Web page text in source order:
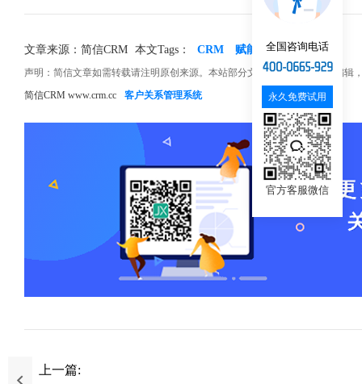
文章来源：简信CRM 本文Tags： CRM 赋能 企业
声明：简信文章如需转载请注明原创来源。本站部分文章和图片来源网络编
简信CRM www.crm.cc
客户关系管理系统
上一篇:
全国咨询电话
永久免费试用
官方客服微信